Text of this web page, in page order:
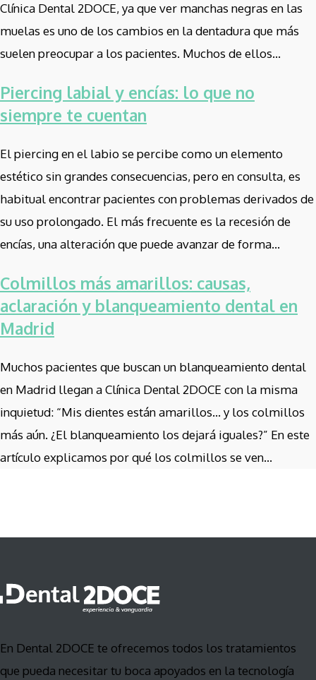
Clínica Dental 2DOCE, ya que ver manchas negras en las
muelas es uno de los cambios en la dentadura que más
suelen preocupar a los pacientes. Muchos de ellos...
Piercing labial y encías: lo que no
siempre te cuentan
El piercing en el labio se percibe como un elemento
estético sin grandes consecuencias, pero en consulta, es
habitual encontrar pacientes con problemas derivados de
su uso prolongado. El más frecuente es la recesión de
encías, una alteración que puede avanzar de forma...
Colmillos más amarillos: causas,
aclaración y blanqueamiento dental en
Madrid
Muchos pacientes que buscan un blanqueamiento dental
en Madrid llegan a Clínica Dental 2DOCE con la misma
inquietud: “Mis dientes están amarillos… y los colmillos
más aún. ¿El blanqueamiento los dejará iguales?” En este
artículo explicamos por qué los colmillos se ven...
En Dental 2DOCE te ofrecemos todos los tratamientos
que pueda necesitar tu boca apoyados en la tecnología